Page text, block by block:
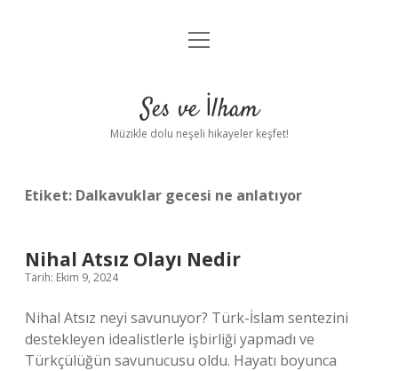
Anasayfa
Yasal Uyarı
menüyü
Ses ve İlham
Müzikle dolu neşeli hikayeler keşfet!
Etiket: Dalkavuklar gecesi ne anlatıyor
Nihal Atsız Olayı Nedir
Tarih: Ekim 9, 2024
Nihal Atsız neyi savunuyor? Türk-İslam sentezini
destekleyen idealistlerle işbirliği yapmadı ve
Türkçülüğün savunucusu oldu. Hayatı boyunca